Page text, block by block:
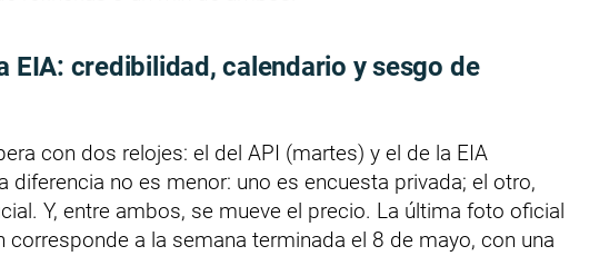
EIA: credibilidad, calendario y sesgo de
con dos relojes: el del API (martes) y el de la EIA
diferencia no es menor: uno es encuesta privada; el otro,
Y, entre ambos, se mueve el precio. La última foto oficial
corresponde a la semana terminada el 8 de mayo, con una